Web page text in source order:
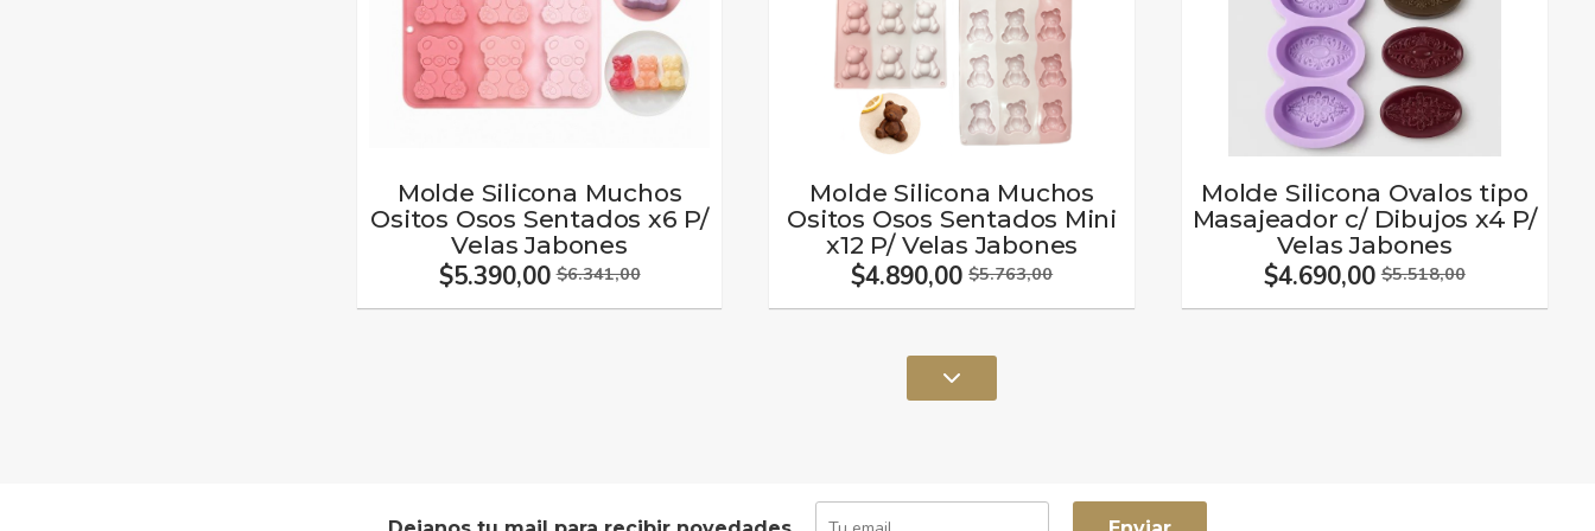
Molde Silicona Muchos
Ositos Osos Sentados x6 P/
Velas Jabones
$5.390,00 $6.341,00
Molde Silicona Muchos
Ositos Osos Sentados Mini
x12 P/ Velas Jabones
$4.890,00 $5.763,00
Molde Silicona Ovalos tipo
Masajeador c/ Dibujos x4 P/
Velas Jabones
$4.690,00 $5.518,00